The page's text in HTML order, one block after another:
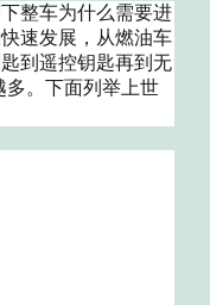
整车为什么需要进
速发展，从燃油车
到遥控钥匙再到无
多。下面列举上世